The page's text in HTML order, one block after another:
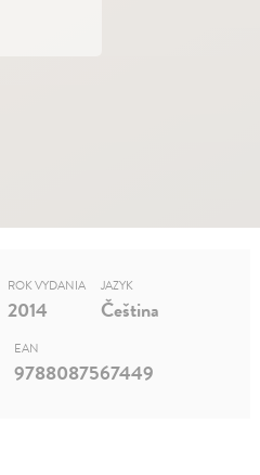
ROK VYDANIA
2014
JAZYK
Čeština
EAN
9788087567449